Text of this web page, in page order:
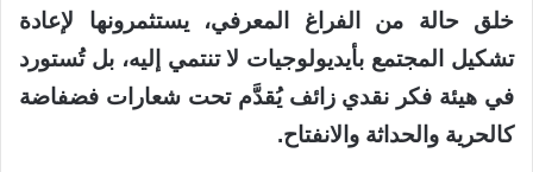
خلق حالة من الفراغ المعرفي، يستثمرونها لإعادة
تشكيل المجتمع بأيديولوجيات لا تنتمي إليه، بل تُستورد
في هيئة فكر نقدي زائف يُقدَّم تحت شعارات فضفاضة
كالحرية والحداثة والانفتاح.